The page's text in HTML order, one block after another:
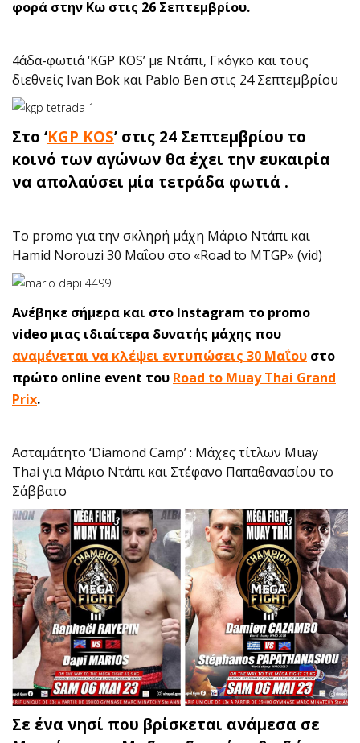
φορά στην Κω στις 26 Σεπτεμβρίου.
4άδα-φωτιά ‘KGP KOS’ με Ντάπι, Γκόγκο και τους
διεθνείς Ivan Bok και Pablo Ben στις 24 Σεπτεμβρίου
Στο ‘KGP KOS’ στις 24 Σεπτεμβρίου το
κοινό των αγώνων θα έχει την ευκαιρία
να απολαύσει μία τετράδα φωτιά .
To promo για την σκληρή μάχη Μάριο Ντάπι και
Hamid Norouzi 30 Μαΐου στο «Road to MTGP» (vid)
Ανέβηκε σήμερα και στο Instagram το promo
video μιας ιδιαίτερα δυνατής μάχης που
αναμένεται να κλέψει εντυπώσεις 30 Μαΐου στο
πρώτο online event του Road to Muay Thai Grand
Prix.
Ασταμάτητο ‘Diamond Camp’ : Μάχες τίτλων Muay
Thai για Μάριο Ντάπι και Στέφανο Παπαθανασίου το
Σάββατο
Σε ένα νησί που βρίσκεται ανάμεσα σε